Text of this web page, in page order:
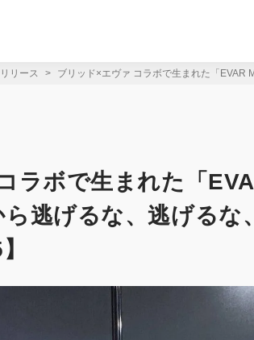
リース ブリッド×エヴァ コラボで生まれた「EVAR
ラボで生まれた「
ら逃げるな、逃げるな